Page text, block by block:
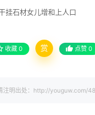
挂石材女儿增和上人口
收藏 0 赏 点赞 0
注明出处：http://youguw.com/